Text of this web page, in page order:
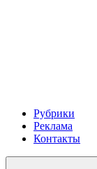
Рубрики
Реклама
Контакты